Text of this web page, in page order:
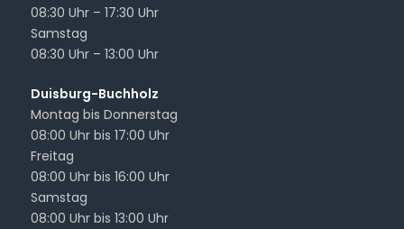
08:30 Uhr – 17:30 Uhr
Samstag
08:30 Uhr – 13:00 Uhr
Duisburg-Buchholz
Montag bis Donnerstag
08:00 Uhr bis 17:00 Uhr
Freitag
08:00 Uhr bis 16:00 Uhr
Samstag
08:00 Uhr bis 13:00 Uhr